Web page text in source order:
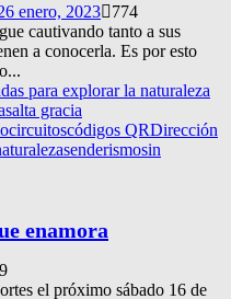
enero, 2023
774
cautivando tanto a sus
a conocerla. Es por esto
para explorar la naturaleza
alta gracia
circuitoscódigos QRDirección
senderismosin
enamora
el próximo sábado 16 de